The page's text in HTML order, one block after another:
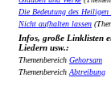
Die Bedeutung des Heiligen
Nicht aufhalten lassen
Infos, große Linklisten
Liedern usw.:
Themenbereich Gehorsam
Themenbereich Abtreibung